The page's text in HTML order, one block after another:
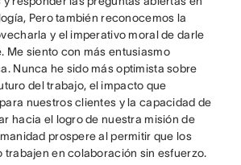
Pero también reconocemos la
y el imperativo moral de darle
Me siento con más entusiasmo
Nunca he sido más optimista sobre
del trabajo, el impacto que
nuestros clientes y la capacidad de
hacia el logro de nuestra misión de
prospere al permitir que los
trabajen en colaboración sin esfuerzo.